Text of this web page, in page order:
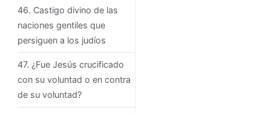
46. Castigo divino de las
naciones gentiles que
persiguen a los judíos
47. ¿Fue Jesús crucificado
con su voluntad o en contra
de su voluntad?